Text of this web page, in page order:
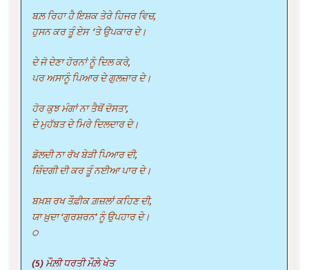
ਬਲ਼ ਰਿਹਾ ਹੈ ਇਸ਼ਕ ਤੇਰੇ ਹਿਜਰ ਵਿਚ,
ਹੁਸਨ ਕਰ ਤੂੰ ਏਸ ‘ਤੇ ਉਪਕਾਰ ਦੇ।
ਦੇ ਜੋ ਦੇਣਾ ਹੋਰਨਾਂ ਨੂੰ ਦਿਲ ਕਰੇ,
ਪਰ ਅਸਾਨੂੰ ਪਿਆਰ ਦੇ ਗੁਲਜ਼ਾਰ ਦੇ।
ਹੋਰ ਕੁਝ ਮੰਗਾਂ ਨਾ ਤੈਥੋਂ ਦੋਸਤਾ,
ਦੇ ਮੁਹੱਬਤ ਦੇ ਮਿਰੇ ਦਿਲਦਾਰ ਦੇ।
ਡੋਲਦੀ ਨਾ ਰੱਖ ਬੇੜੀ ਪਿਆਰ ਦੀ,
ਜ਼ਿੰਦਗੀ ਦੀ ਕਰ ਤੂੰ ਨਈਆ ਪਾਰ ਦੇ।
ਬਖ਼ਸ਼ ਰਖ ਤੌਫ਼ੀਕ ਗ਼ਜ਼ਲਾਂ ਕਹਿਣ ਦੀ,
ਯਾ ਖ਼ੁਦਾ ‘ਗੁਰਸ਼ਰਨ’ ਨੂੰ ਉਪਹਾਰ ਦੇ।
੦
(5) ਮੌਲ਼ੀ ਧਰਤੀ ਮੌਲ਼ੇ ਖੇਤ